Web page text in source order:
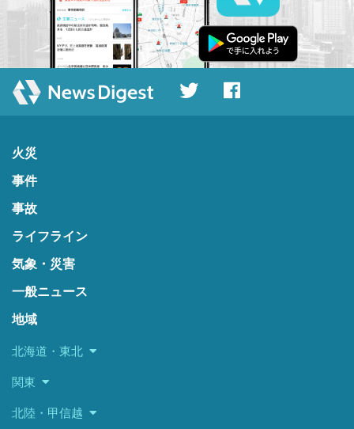
火災
事件
事故
ライフライン
気象・災害
一般ニュース
地域
北海道・東北
関東
北陸・甲信越